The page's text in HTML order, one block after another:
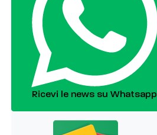
Ricevi le news su Whatsapp